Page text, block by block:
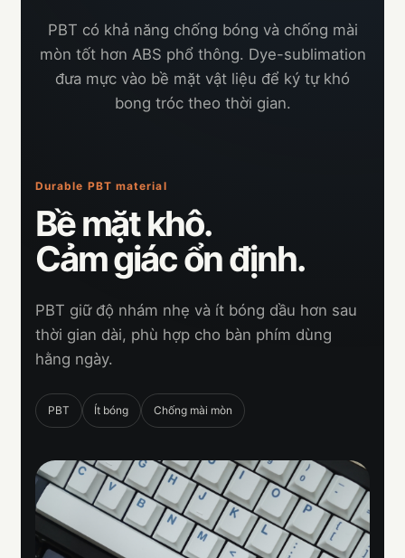
PBT có khả năng chống bóng và chống mài
mòn tốt hơn ABS phổ thông. Dye-sublimation
đưa mực vào bề mặt vật liệu để ký tự khó
bong tróc theo thời gian.
Durable PBT material
Bề mặt khô.
Cảm giác ổn định.
PBT giữ độ nhám nhẹ và ít bóng dầu hơn sau
thời gian dài, phù hợp cho bàn phím dùng
hằng ngày.
PBT Ít bóng Chống mài mòn